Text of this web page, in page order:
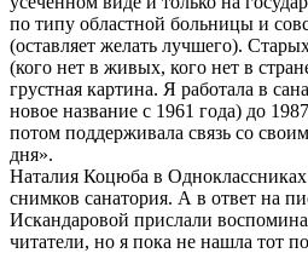
по типу областной больницы и
(оставляет желать лучшего).
(кого нет в живых, кого нет в
грустная картина. Я работала в
новое название с 1961 года) до
потом поддерживала связь со
дня».
Наталия Коцюба в Одноклассниках
снимков санатория. А в ответ на
Искандаровой прислали
читатели, но я пока не нашла тот